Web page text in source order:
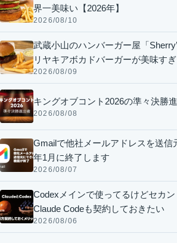
界一美味い【2026年】
2026/08/10
武蔵小山のハンバーガー屋「
リヤキアボカドバーガーが美味すぎ
2026/08/09
キングオブコント2026の準々決勝
2026/08/08
Gmailで他社メールアドレスを送信
年1月に終了します
2026/08/07
Codexメインで使ってるけどセカ
Claude Codeも契約しておきたい
2026/08/06